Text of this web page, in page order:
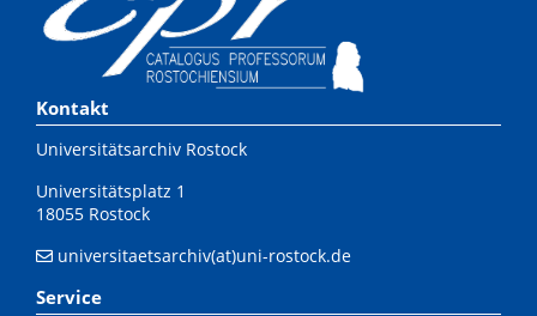
Kontakt
Universitätsarchiv Rostock
Universitätsplatz 1
18055 Rostock
universitaetsarchiv(at)uni-rostock.de
Service